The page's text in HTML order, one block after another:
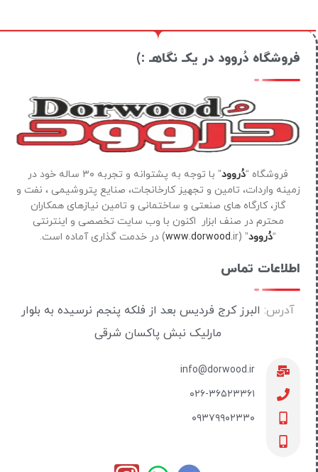
فروشگاه دُروود در یکـ نگاهـ :)
فروشگاه “دُروود
” با توجه به پشتوانه و تجربه ۳۰ ساله خود در
زمینه واردات، تامین و تجهیز کارخانجات، صنایع پتروشیمی ، نفت و
گاز، کارگاه های صنعتی و ساختمانی و تامین نیازهای همکاران
محترم در صنف ابزار اکنون با وب سایت تخصصی و اینترنتی
“دُروود” (
www.dorwood.ir) در خدمت گذاری آماده است.
اطلاعات تماس
آدرس: البرز کرج فردیس بعد از فلکه پنجم نرسیده به بلوار
مارلیک نبش پاکسان شرقی
info@dorwood.ir
۰۲۶-۳۶۵۲۳۳۶۱
۰۹۳۷۹۹۰۲۳۳۰